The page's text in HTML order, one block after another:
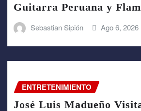
Guitarra Peruana y
Sebastian Sipión Ago 6, 2026
ENTRETENIMIENTO
José Luis Madueño